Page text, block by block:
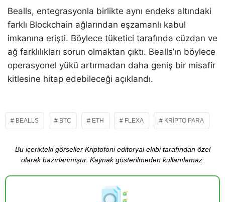
Bealls, entegrasyonla birlikte aynı endeks altındaki
farklı Blockchain ağlarından eşzamanlı kabul
imkanına erişti. Böylece tüketici tarafında cüzdan ve
ağ farklılıkları sorun olmaktan çıktı. Bealls’ın böylece
operasyonel yükü artırmadan daha geniş bir misafir
kitlesine hitap edebileceği açıklandı.
BEALLS BTC ETH FLEXA KRIPTO PARA
Bu içerikteki görseller Kriptofoni editoryal ekibi tarafından özel
olarak hazırlanmıştır. Kaynak gösterilmeden kullanılamaz.